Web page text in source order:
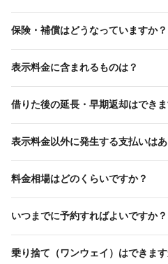
保険・補償はどうなっていますか？
表示料金に含まれるものは？
借りた後の延長・早期返却はできま
表示料金以外に発生する支払いは
料金相場はどのくらいですか？
いつまでに予約すればよいですか？
乗り捨て（ワンウェイ）はできます